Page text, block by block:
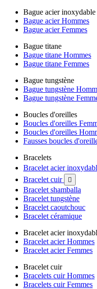
Bague acier inoxydable
Bague acier Hommes
Bague acier Femmes
Bague titane
Bague titane Hommes
Bague titane Femmes
Bague tungstène
Bague tungstène
Bague tungstène
Boucles d'oreilles
Boucles d'oreilles
Boucles d'oreilles
Fausses boucles
Bracelets
Bracelet acier
Bracelet cuir 
Bracelet shamballa
Bracelet tungstène
Bracelet caoutchouc
Bracelet céramique
Bracelet acier
Bracelet acier Hommes
Bracelet acier Femmes
Bracelet cuir
Bracelets cuir Hommes
Bracelets cuir Femmes